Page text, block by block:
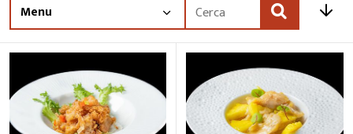
PRENOTA
ALL YOU CAN EAT
Offerte